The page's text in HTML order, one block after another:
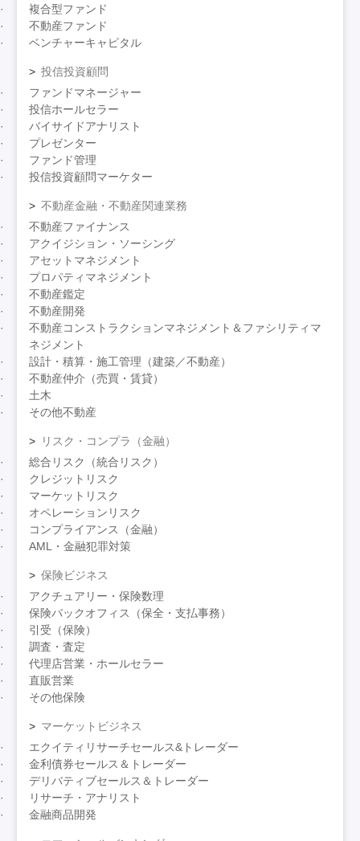
複合型ファンド
不動産ファンド
ベンチャーキャピタル
投信投資顧問
ファンドマネージャー
投信ホールセラー
バイサイドアナリスト
プレゼンター
ファンド管理
投信投資顧問マーケター
不動産金融・不動産関連業務
不動産ファイナンス
アクイジション・ソーシング
アセットマネジメント
プロパティマネジメント
不動産鑑定
不動産開発
不動産コンストラクションマネジメント＆ファシリティマ
ネジメント
設計・積算・施工管理（建築／不動産）
不動産仲介（売買・賃貸）
土木
その他不動産
リスク・コンプラ（金融）
総合リスク（統合リスク）
クレジットリスク
マーケットリスク
オペレーションリスク
コンプライアンス（金融）
AML・金融犯罪対策
保険ビジネス
アクチュアリー・保険数理
保険バックオフィス（保全・支払事務）
引受（保険）
調査・査定
代理店営業・ホールセラー
直販営業
その他保険
マーケットビジネス
エクイティリサーチセールス&トレーダー
金利債券セールス＆トレーダー
デリバティブセールス＆トレーダー
リサーチ・アナリスト
金融商品開発